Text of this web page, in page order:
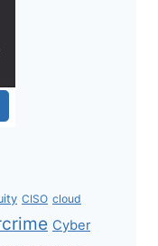
CISO cloud
Cyber